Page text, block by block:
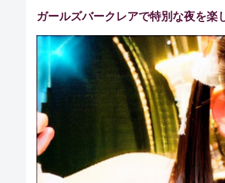
ガールズバークレアで特別な夜を楽